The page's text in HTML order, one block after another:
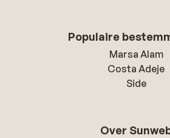
Populaire
Marsa Alam
Costa Adeje
Side
Over